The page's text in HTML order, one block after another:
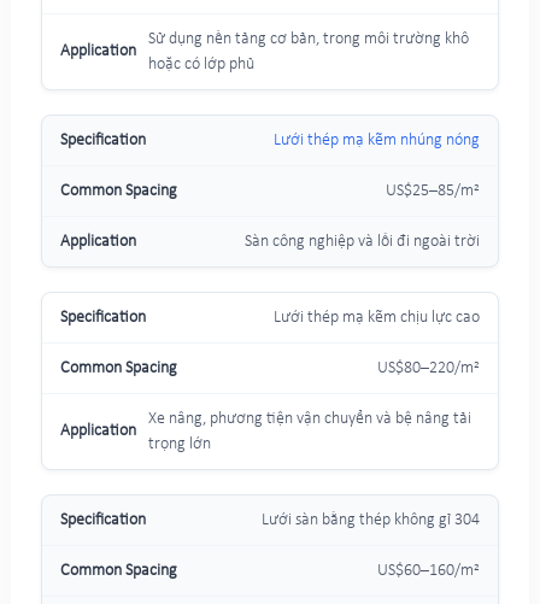
Sử dụng nền tảng cơ bản, trong môi trường khô
hoặc có lớp phủ
Lưới thép mạ kẽm nhúng nóng
US$25–85/m²
Sàn công nghiệp và lối đi ngoài trời
Lưới thép mạ kẽm chịu lực cao
US$80–220/m²
Xe nâng, phương tiện vận chuyển và bệ nâng tải
trọng lớn
Lưới sàn bằng thép không gỉ 304
US$60–160/m²